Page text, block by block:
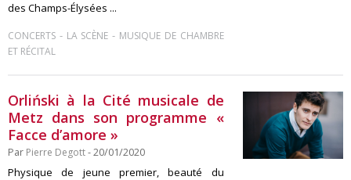
des Champs-Élysées ...
CONCERTS - LA SCÈNE - MUSIQUE DE CHAMBRE
ET RÉCITAL
Orliński à la Cité musicale de
Metz dans son programme «
Facce d’amore »
Par Pierre Degott- 20/01/2020
Physique de jeune premier, beauté du